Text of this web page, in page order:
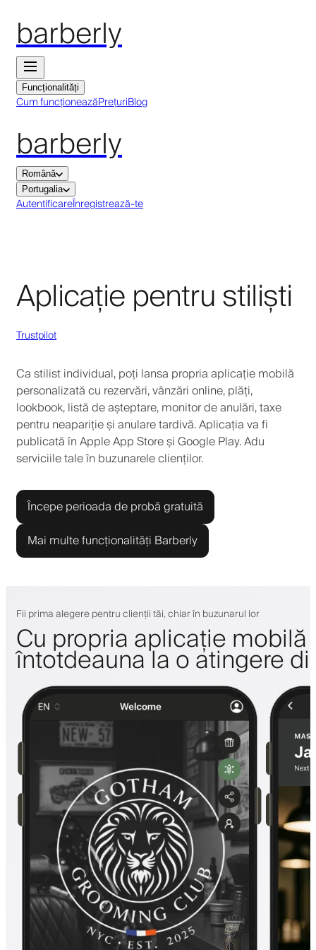
barberly
Funcționalități
Cum funcționeazăPrețuriBlog
barberly
Română
Portugalia
AutentificareÎnregistrează-te
Aplicație pentru stiliști
Trustpilot
Ca stilist individual, poți lansa propria aplicație mobilă
personalizată cu rezervări, vânzări online, plăți,
lookbook, listă de așteptare, monitor de anulări, taxe
pentru neapariție și anulare tardivă. Aplicația va fi
publicată în Apple App Store și Google Play. Adu
serviciile tale în buzunarele clienților.
Începe perioada de probă gratuită
Mai multe funcționalități Barberly
Fii prima alegere pentru clienții tăi, chiar în buzunarul lor
Cu propria aplicație mobilă
întotdeauna la o atingere